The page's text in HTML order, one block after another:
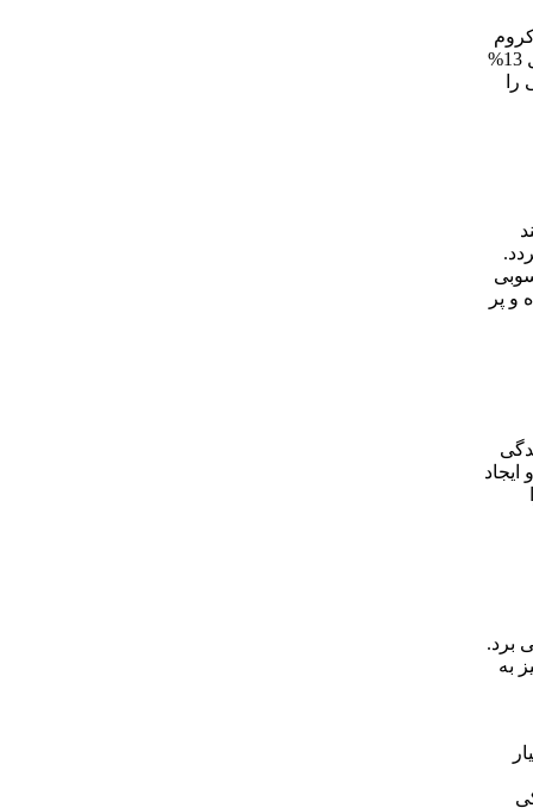
موجب مقاومت فولاد در دماهای بالا می شود. با افزایش کروم مقاومت در برابر پوسته شدن فولادها نیز بهبود می یابد. به طور تقریبی حداقل 13%
30% موجب سختی رسوبی
و پر
برد.
به